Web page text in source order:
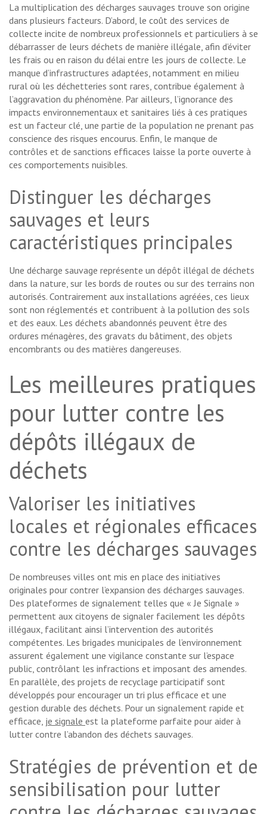
La multiplication des décharges sauvages trouve son origine
dans plusieurs facteurs. D’abord, le coût des services de
collecte incite de nombreux professionnels et particuliers à se
débarrasser de leurs déchets de manière illégale, afin d’éviter
les frais ou en raison du délai entre les jours de collecte. Le
manque d’infrastructures adaptées, notamment en milieu
rural où les déchetteries sont rares, contribue également à
l’aggravation du phénomène. Par ailleurs, l’ignorance des
impacts environnementaux et sanitaires liés à ces pratiques
est un facteur clé, une partie de la population ne prenant pas
conscience des risques encourus. Enfin, le manque de
contrôles et de sanctions efficaces laisse la porte ouverte à
ces comportements nuisibles.
Distinguer les décharges
sauvages et leurs
caractéristiques principales
Une décharge sauvage représente un dépôt illégal de déchets
dans la nature, sur les bords de routes ou sur des terrains non
autorisés. Contrairement aux installations agréées, ces lieux
sont non réglementés et contribuent à la pollution des sols
et des eaux. Les déchets abandonnés peuvent être des
ordures ménagères, des gravats du bâtiment, des objets
encombrants ou des matières dangereuses.
Les meilleures pratiques
pour lutter contre les
dépôts illégaux de
déchets
Valoriser les initiatives
locales et régionales efficaces
contre les décharges sauvages
De nombreuses villes ont mis en place des initiatives
originales pour contrer l’expansion des décharges sauvages.
Des plateformes de signalement telles que « Je Signale »
permettent aux citoyens de signaler facilement les dépôts
illégaux, facilitant ainsi l’intervention des autorités
compétentes. Les brigades municipales de l’environnement
assurent également une vigilance constante sur l’espace
public, contrôlant les infractions et imposant des amendes.
En parallèle, des projets de recyclage participatif sont
développés pour encourager un tri plus efficace et une
gestion durable des déchets. Pour un signalement rapide et
efficace, je signale est la plateforme parfaite pour aider à
lutter contre l’abandon des déchets sauvages.
Stratégies de prévention et de
sensibilisation pour lutter